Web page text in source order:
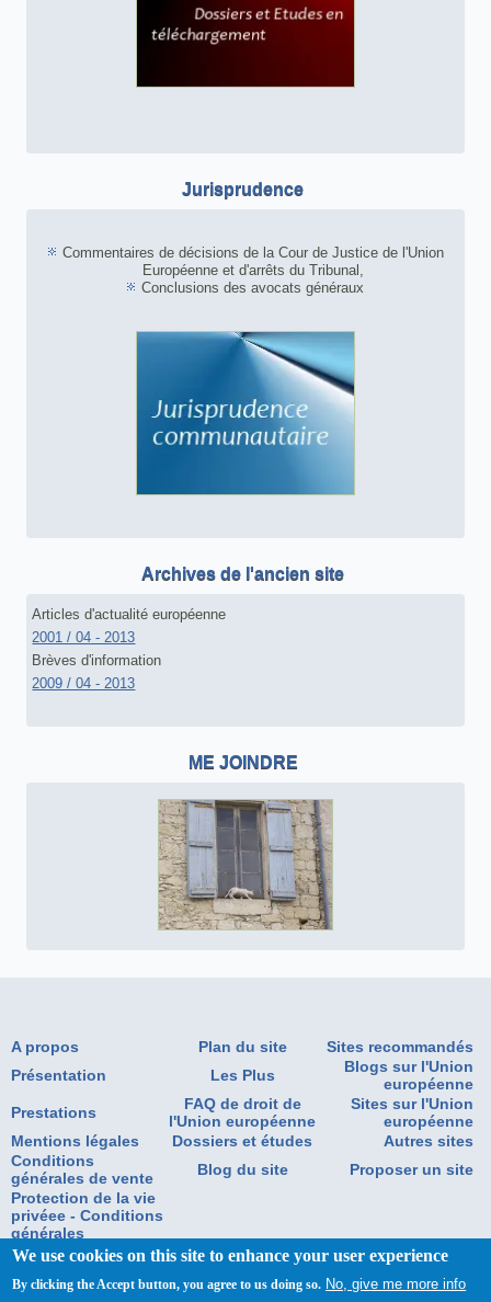
Jurisprudence
Commentaires de décisions de la Cour de Justice de l'Union
Européenne et d'arrêts du Tribunal,
Conclusions des avocats généraux
Archives de l'ancien site
Articles d'actualité européenne
2001 / 04 - 2013
Brèves d'information
2009 / 04 - 2013
ME JOINDRE
A propos Plan du site
Sites recommandés
Présentation
Les Plus
Blogs sur l'Union
européenne
Prestations
FAQ de droit de
l'Union européenne
Sites sur l'Union
européenne
Mentions légales
Dossiers et études
Autres sites
Conditions
générales de vente
Blog du site
Proposer un site
Protection de la vie
privéee - Conditions
générales
d'utilisation
Copyright Eurogersinformation 2020.Tous droits réservés
We use cookies on this site to enhance your user experience
By clicking the Accept button, you agree to us doing so. No, give me more info